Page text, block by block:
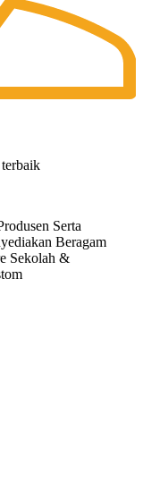
Serta
Beragam
Sekolah &